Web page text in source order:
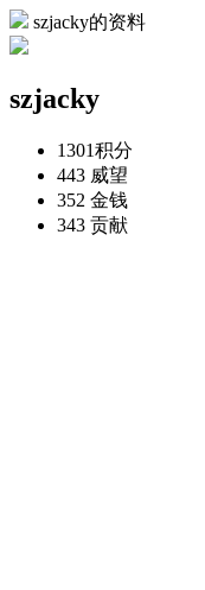
szjacky的资料
szjacky
1301积分
443 威望
352 金钱
343 贡献